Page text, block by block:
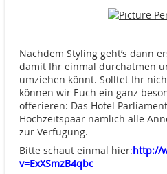
Nachdem Styling geht’s dann
damit Ihr einmal durchatmen
umziehen könnt. Solltet Ihr
können wir Euch ein ganz
offerieren: Das Hotel
Hochzeitspaar nämlich alle
zur Verfügung.
Bitte schaut einmal hier:http://
v=ExXSmzB4qbc